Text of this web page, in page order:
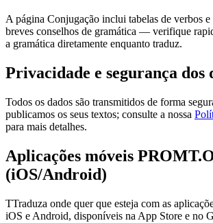
A página Conjugação inclui tabelas de verbos
breves conselhos de gramática — verifique
a gramática diretamente enquanto traduz.
Privacidade e segurança dos
Todos os dados são transmitidos de forma
publicamos os seus textos; consulte a nossa
para mais detalhes.
Aplicações móveis
(iOS/Android)
TTraduza onde quer que esteja com as
iOS e Android, disponíveis na App Store e no